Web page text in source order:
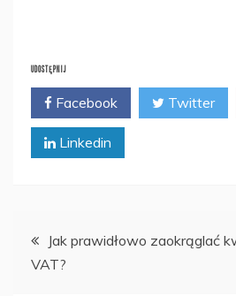
UDOSTĘPNIJ
Facebook Twitter
Linkedin
Nawigacja
Jak prawidłowo zaokrąglać
VAT?